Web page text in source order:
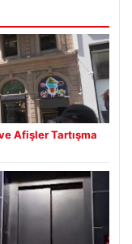
Afişler Tartışma